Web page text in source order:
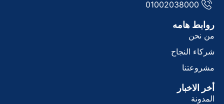
01002038000
هامه
نحن
النجاح
الاخبار